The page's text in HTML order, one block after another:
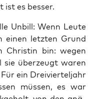
ist es besser.
Unbill: Wenn Leu­te
einen letz­ten Grund
Chris­tin bin: wegen
sie über­zeugt waren
ein Drei­vier­tel­jahr
müs­sen, es war